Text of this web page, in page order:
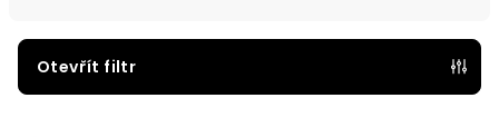
r
Otevřít filtr